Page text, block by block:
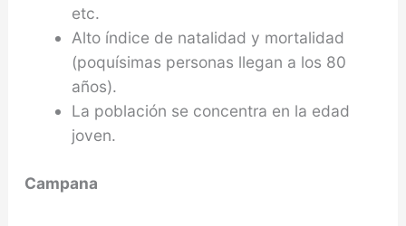
etc.
Alto índice de natalidad y mortalidad
(poquísimas personas llegan a los 80
años).
La población se concentra en la edad
joven.
Campana